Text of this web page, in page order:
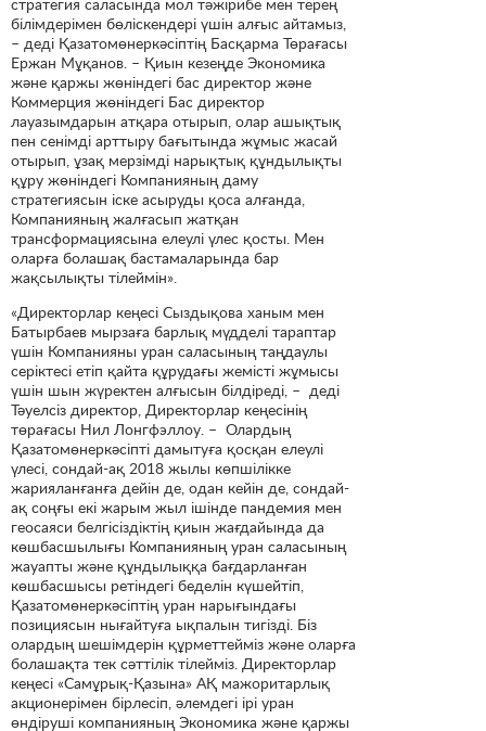
стратегия саласында мол тәжірибе мен терең
білімдерімен бөліскендері үшін алғыс айтамыз,
– деді Қазатомөнеркәсіптің Басқарма Төрағасы
Ержан Мұқанов. – Қиын кезеңде Экономика
және қаржы жөніндегі бас директор және
Коммерция жөніндегі Бас директор
лауазымдарын атқара отырып, олар ашықтық
пен сенімді арттыру бағытында жұмыс жасай
отырып, ұзақ мерзімді нарықтық құндылықты
құру жөніндегі Компанияның даму
стратегиясын іске асыруды қоса алғанда,
Компанияның жалғасып жатқан
трансформациясына елеулі үлес қосты. Мен
оларға болашақ бастамаларында бар
жақсылықты тілеймін».
«Директорлар кеңесі Сыздықова ханым мен
Батырбаев мырзаға барлық мүдделі тараптар
үшін Компанияны уран саласының таңдаулы
серіктесі етіп қайта құрудағы жемісті жұмысы
үшін шын жүректен алғысын білдіреді, – деді
Тәуелсіз директор, Директорлар кеңесінің
төрағасы Нил Лонгфэллоу. – Олардың
Қазатомөнеркәсіпті дамытуға қосқан елеулі
үлесі, сондай-ақ 2018 жылы көпшілікке
жарияланғанға дейін де, одан кейін де, сондай-
ақ соңғы екі жарым жыл ішінде пандемия мен
геосаяси белгісіздіктің қиын жағдайында да
көшбасшылығы Компанияның уран саласының
жауапты және құндылыққа бағдарланған
көшбасшысы ретіндегі беделін күшейтіп,
Қазатомөнеркәсіптің уран нарығындағы
позициясын нығайтуға ықпалын тигізді. Біз
олардың шешімдерін құрметтейміз және оларға
болашақта тек сәттілік тілейміз. Директорлар
кеңесі «Самұрық-Қазына» АҚ мажоритарлық
акционерімен бірлесіп, әлемдегі ірі уран
өндіруші компанияның Экономика және қаржы